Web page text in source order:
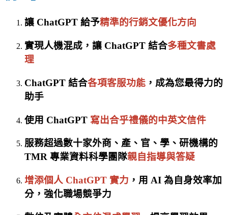
讓 ChatGPT 給予精準的行銷文優化方向
實現人機混成，讓 ChatGPT 結合多種文書處
理
ChatGPT 結合各項客服功能 ，成為您最得力的
助手
使用 ChatGPT 寫出合乎禮儀的中英文信件
服務超過數十家外商、產、官、學、研機構的
TMR 專業資料科學團隊親自指導與答疑
增添個人 ChatGPT 實力 ，用 AI 為自身效率加
分，強化職場競爭力